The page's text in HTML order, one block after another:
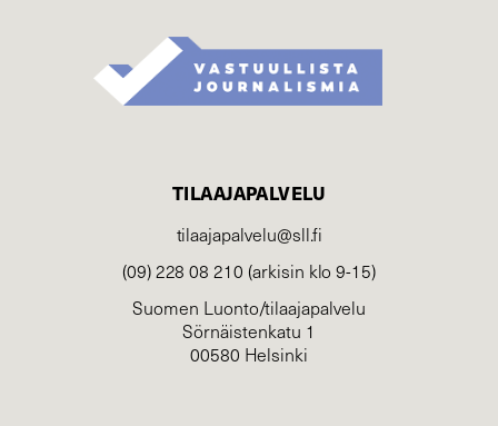
TILAAJAPALVELU
tilaajapalvelu@sll.fi
(09) 228 08 210 (arkisin klo 9-15)
Suomen Luonto/tilaajapalvelu
Sörnäistenkatu 1
00580 Helsinki